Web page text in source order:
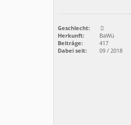
Geschlecht:
Herkunft:
BaWü
Beiträge:
417
Dabei seit:
09 / 2018